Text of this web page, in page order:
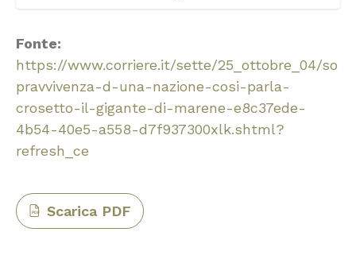
Fonte:
https://www.corriere.it/sette/25_ottobre_04/so
pravvivenza-d-una-nazione-cosi-parla-
crosetto-il-gigante-di-marene-e8c37ede-
4b54-40e5-a558-d7f937300xlk.shtml?
refresh_ce
PDF Scarica PDF